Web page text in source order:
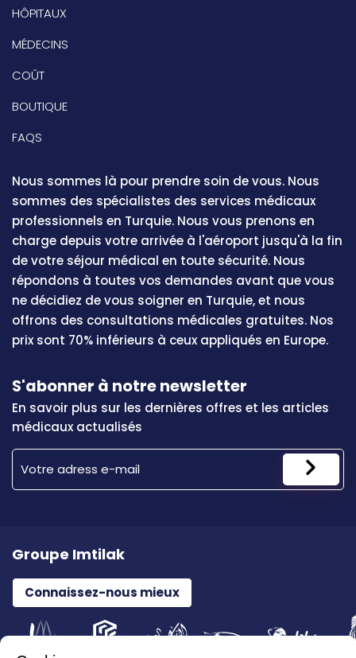
HÔPITAUX
MÉDECINS
COÛT
BOUTIQUE
FAQS
Nous sommes là pour prendre soin de vous. Nous
sommes des spécialistes des services médicaux
professionnels en Turquie. Nous vous prenons en
charge depuis votre arrivée à l'aéroport jusqu'à la fin
de votre séjour médical en toute sécurité. Nous
répondons à toutes vos demandes avant que vous
ne décidiez de vous soigner en Turquie, et nous
offrons des consultations médicales gratuites. Nos
prix sont 70% inférieurs à ceux appliqués en Europe.
S'abonner à notre newsletter
En savoir plus sur les dernières offres et les articles
médicaux actualisés
Groupe Imtilak
Connaissez-nous mieux